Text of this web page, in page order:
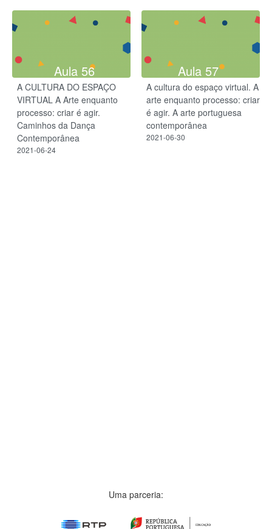
Aula 56
A CULTURA DO ESPAÇO
VIRTUAL A Arte enquanto
processo: criar é agir.
Caminhos da Dança
Contemporânea
2021-06-24
Aula 57
A cultura do espaço virtual. A
arte enquanto processo: criar
é agir. A arte portuguesa
contemporânea
2021-06-30
Uma parceria: